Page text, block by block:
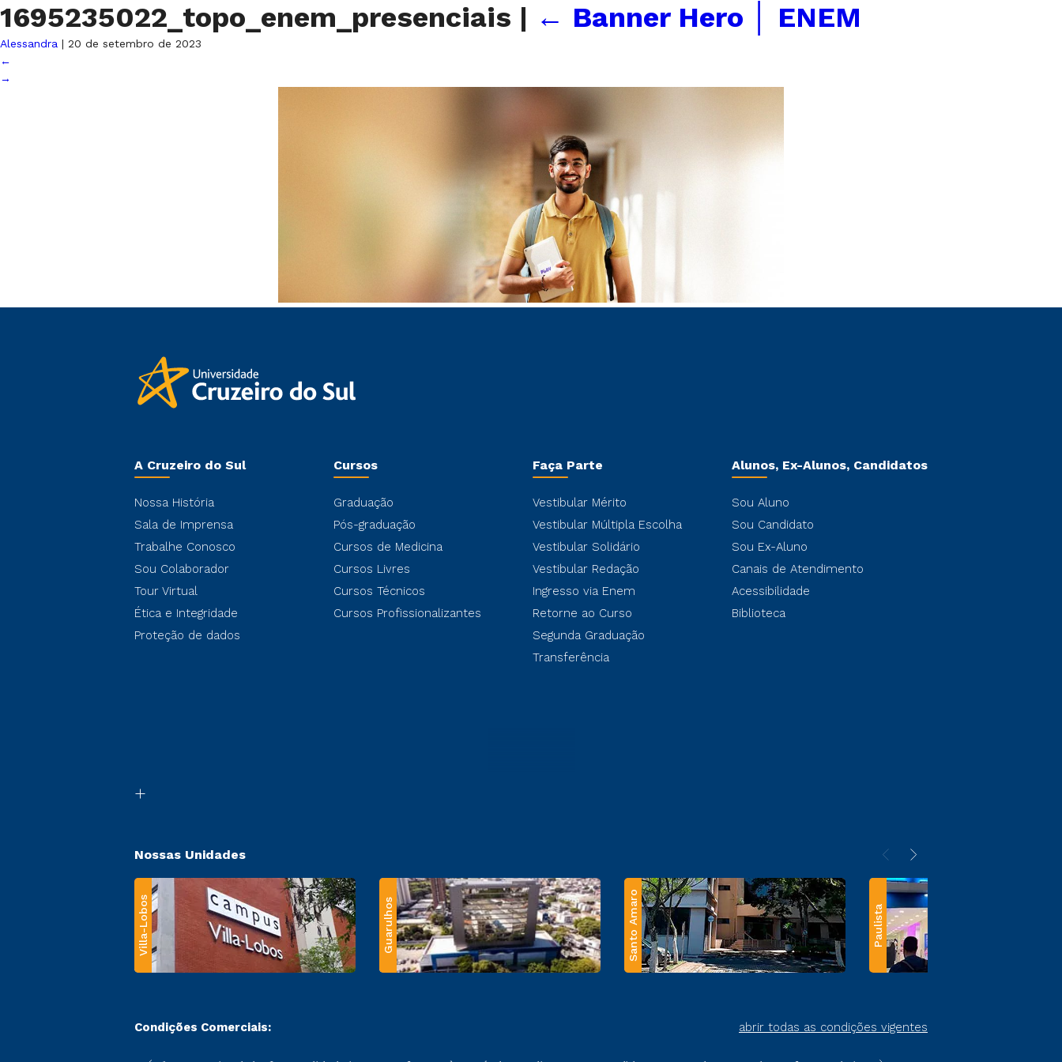
1695235022_topo_enem_presenciais | ← Banner Hero │ ENEM
Alessandra | 20 de setembro de 2023
←
→
A Cruzeiro do Sul
Nossa História
Sala de Imprensa
Trabalhe Conosco
Sou Colaborador
Tour Virtual
Ética e Integridade
Proteção de dados
Cursos
Graduação
Pós-graduação
Cursos de Medicina
Cursos Livres
Cursos Técnicos
Cursos Profissionalizantes
Faça Parte
Vestibular Mérito
Vestibular Múltipla Escolha
Vestibular Solidário
Vestibular Redação
Ingresso via Enem
Retorne ao Curso
Segunda Graduação
Transferência
Alunos, Ex-Alunos, Candidatos
Sou Aluno
Sou Candidato
Sou Ex-Aluno
Canais de Atendimento
Acessibilidade
Biblioteca
Nossas Unidades
Villa-Lobos Guarulhos Santo Amaro Paulista
Condições Comerciais: abrir todas as condições vigentes